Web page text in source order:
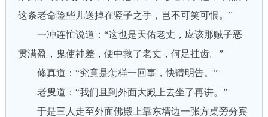
这条老命险些儿送掉在竖子之手，岂不可笑可恨。”
一冲连忙说道：“这也是天佑老丈，应该那贼子恶
贯满盈，鬼使神差，便中救了老丈，何足挂齿。”
修真道：“究竟是怎样一回事，快请明告。”
老叟道：“我们且到外面大殿上去坐了再讲。”
于是三人走至外面佛殿上靠东墙边一张方桌旁分宾